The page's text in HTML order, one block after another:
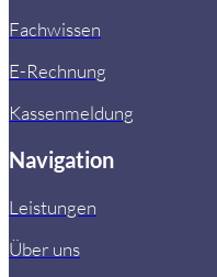
Fachwissen
E-Rechnung
Kassenmeldung
Navigation
Leistungen
Über uns